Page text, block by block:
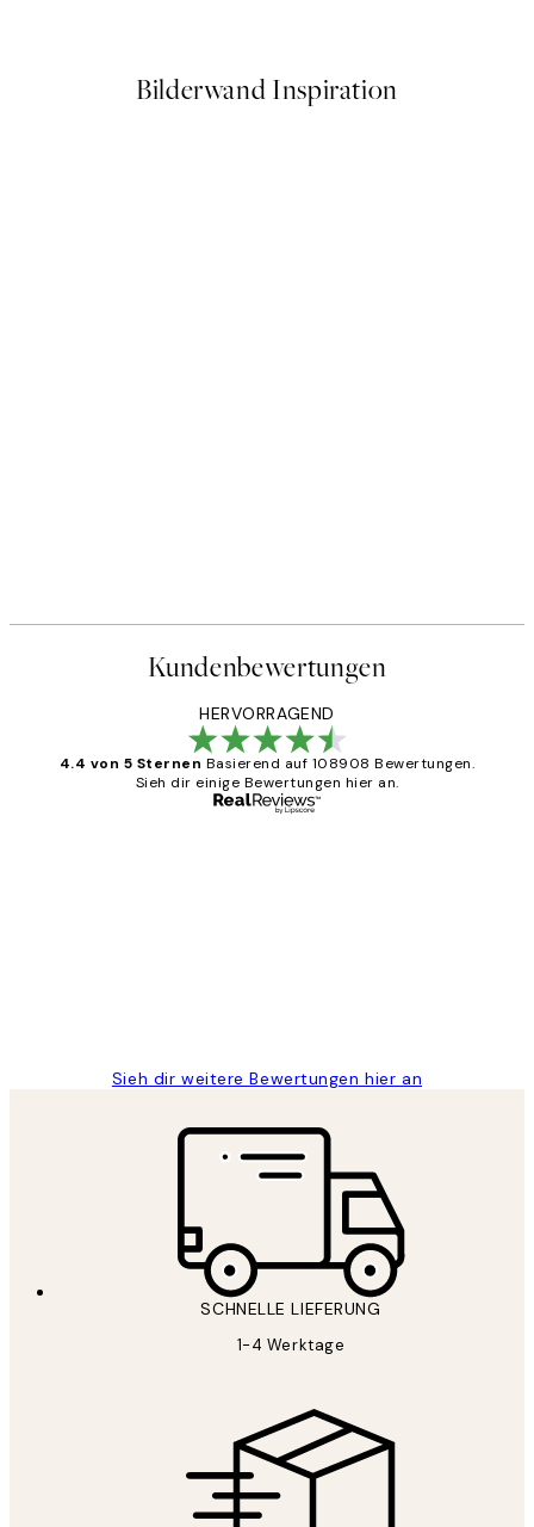
Bilderwand Inspiration
Kundenbewertungen
HERVORRAGEND
4.4 von 5 Sternen Basierend auf 108908 Bewertungen.
Sieh dir einige Bewertungen hier an.
Sieh dir weitere Bewertungen hier an
SCHNELLE LIEFERUNG
1-4 Werktage